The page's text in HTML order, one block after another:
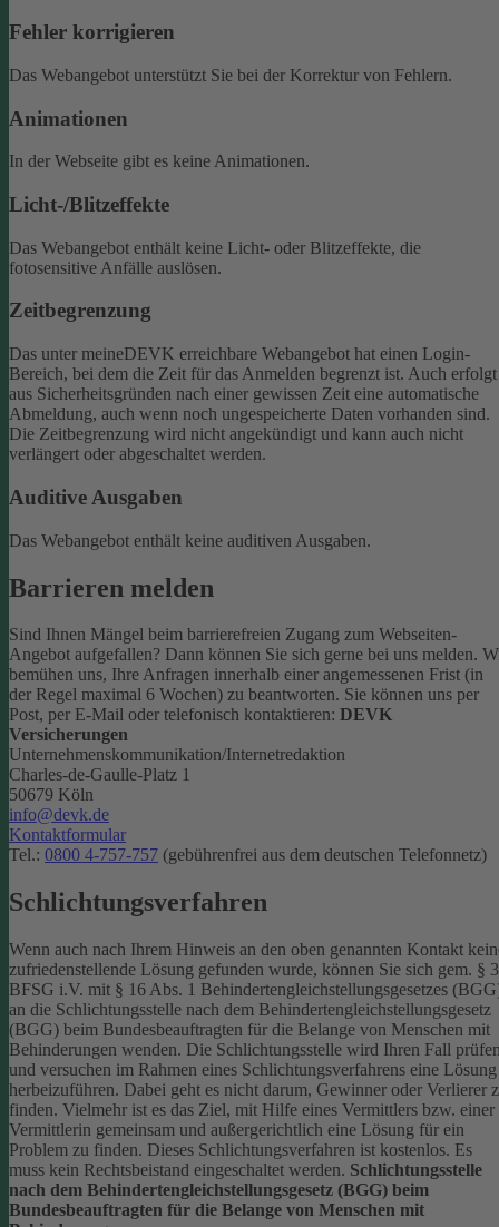
Fehler korrigieren
Das Webangebot unterstützt Sie bei der Korrektur von Fehlern.
Animationen
In der Webseite gibt es keine Animationen.
Licht-/Blitzeffekte
Das Webangebot enthält keine Licht- oder Blitzeffekte, die
fotosensitive Anfälle auslösen.
Zeitbegrenzung
Das unter meineDEVK erreichbare Webangebot hat einen Login-
Bereich, bei dem die Zeit für das Anmelden begrenzt ist. Auch erfolgt
aus Sicherheitsgründen nach einer gewissen Zeit eine automatische
Abmeldung, auch wenn noch ungespeicherte Daten vorhanden sind.
Die Zeitbegrenzung wird nicht angekündigt und kann auch nicht
verlängert oder abgeschaltet werden.
Auditive Ausgaben
Das Webangebot enthält keine auditiven Ausgaben.
Barrieren melden
Sind Ihnen Mängel beim barrierefreien Zugang zum Webseiten-
Angebot aufgefallen? Dann können Sie sich gerne bei uns melden.
bemühen uns, Ihre Anfragen innerhalb einer angemessenen Frist (in
der Regel maximal 6 Wochen) zu beantworten. Sie können uns per
Post, per E-Mail oder telefonisch kontaktieren: DEVK
Versicherungen
Unternehmenskommunikation/Internetredaktion
Charles-de-Gaulle-Platz 1
50679 Köln
info@devk.de
Kontaktformular
Tel.: 0800 4-757-757 (gebührenfrei aus dem deutschen Telefonnetz)
Schlichtungsverfahren
Wenn auch nach Ihrem Hinweis an den oben genannten Kontakt
zufriedenstellende Lösung gefunden wurde, können Sie sich gem. §
BFSG i.V. mit § 16 Abs. 1 Behindertengleichstellungsgesetzes
an die Schlichtungsstelle nach dem Behindertengleichstellungsgesetz
(BGG) beim Bundesbeauftragten für die Belange von Menschen mit
Behinderungen wenden. Die Schlichtungsstelle wird Ihren Fall
und versuchen im Rahmen eines Schlichtungsverfahrens eine Lösung
herbeizuführen. Dabei geht es nicht darum, Gewinner oder Verlierer
finden. Vielmehr ist es das Ziel, mit Hilfe eines Vermittlers bzw. einer
Vermittlerin gemeinsam und außergerichtlich eine Lösung für ein
Problem zu finden. Dieses Schlichtungsverfahren ist kostenlos. Es
muss kein Rechtsbeistand eingeschaltet werden. Schlichtungsstelle
nach dem Behindertengleichstellungsgesetz (BGG) beim
Bundesbeauftragten für die Belange von Menschen mit